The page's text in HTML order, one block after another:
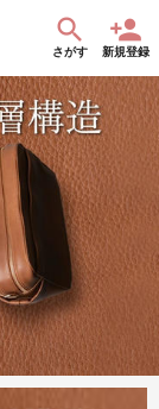
さがす 新規登録